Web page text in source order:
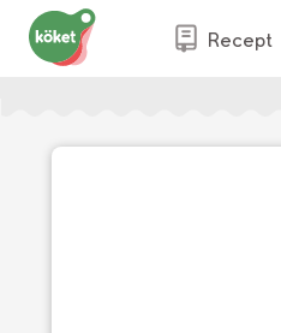
Recept